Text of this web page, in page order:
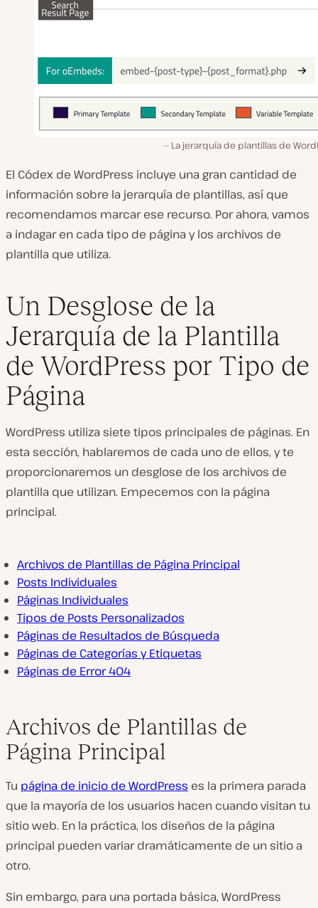
La jerarquía de plantillas de
El Códex de WordPress incluye una gran cantidad de
información sobre la jerarquía de plantillas, así que
recomendamos marcar ese recurso. Por ahora, vamos
a indagar en cada tipo de página y los archivos de
plantilla que utiliza.
Un Desglose de la
Jerarquía de la Plantilla
de WordPress por Tipo de
Página
WordPress utiliza siete tipos principales de páginas. En
esta sección, hablaremos de cada uno de ellos, y te
proporcionaremos un desglose de los archivos de
plantilla que utilizan. Empecemos con la página
principal.
Archivos de Plantillas de Página Principal
Posts Individuales
Páginas Individuales
Tipos de Posts Personalizados
Páginas de Resultados de Búsqueda
Páginas de Categorías y Etiquetas
Páginas de Error 404
Archivos de Plantillas de
Página Principal
Tu página de inicio de WordPress es la primera parada
que la mayoría de los usuarios hacen cuando visitan tu
sitio web. En la práctica, los diseños de la página
principal pueden variar dramáticamente de un sitio a
otro.
Sin embargo, para una portada básica, WordPress